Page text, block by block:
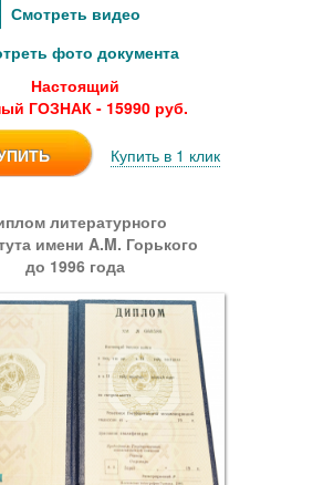
Смотреть видео
фото документа
Настоящий
ГОЗНАК - 15990 руб.
Купить в 1 клик
литературного
имени A.M. Горького
до 1996 года